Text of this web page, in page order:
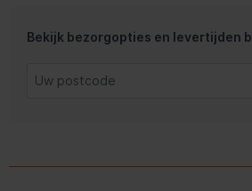
Bekijk bezorgopties en levertijden